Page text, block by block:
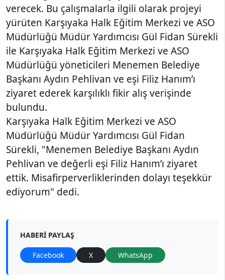
verecek. Bu çalışmalarla ilgili olarak projeyi
yürüten Karşıyaka Halk Eğitim Merkezi ve ASO
Müdürlüğü Müdür Yardımcısı Gül Fidan Sürekli
ile Karşıyaka Halk Eğitim Merkezi ve ASO
Müdürlüğü yöneticileri Menemen Belediye
Başkanı Aydın Pehlivan ve eşi Filiz Hanım’ı
ziyaret ederek karşılıklı fikir alış verişinde
bulundu.
Karşıyaka Halk Eğitim Merkezi ve ASO
Müdürlüğü Müdür Yardımcısı Gül Fidan
Sürekli, "Menemen Belediye Başkanı Aydın
Pehlivan ve değerli eşi Filiz Hanım’ı ziyaret
ettik. Misafirperverliklerinden dolayı teşekkür
ediyorum" dedi.
HABERI PAYLAŞ
Facebook X WhatsApp